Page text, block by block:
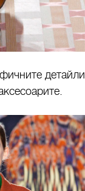
детайли